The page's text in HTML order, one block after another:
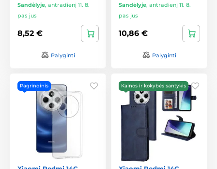
Sandėlyje, antradienį 11. 8.
pas jus
8,52 €
Palyginti
Sandėlyje, antradienį 11. 8.
pas jus
10,86 €
Palyginti
Pagrindinis Kainos ir kokybės santykis